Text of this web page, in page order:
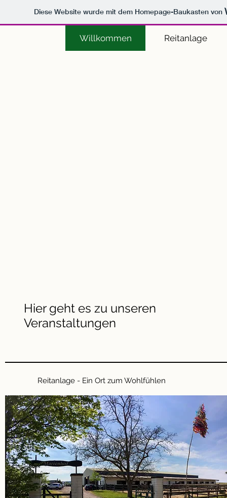
Diese Website wurde mit dem Homepage-Baukasten von
Willkommen Reitanlage
Hier geht es zu unseren
Veranstaltungen
Reitanlage - Ein Ort zum